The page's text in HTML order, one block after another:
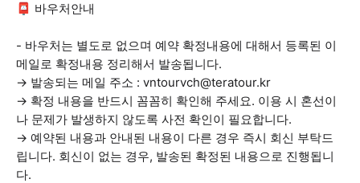
📮 바우처안내
- 바우처는 별도로 없으며 예약 확정내용에 대해서 등록된 이
메일로 확정내용 정리해서 발송됩니다.
→ 발송되는 메일 주소 : vntourvch@teratour.kr
→ 확정 내용을 반드시 꼼꼼히 확인해 주세요. 이용 시 혼선이
나 문제가 발생하지 않도록 사전 확인이 필요합니다.
→ 예약된 내용과 안내된 내용이 다른 경우 즉시 회신 부탁드
립니다. 회신이 없는 경우, 발송된 확정된 내용으로 진행됩니
다.